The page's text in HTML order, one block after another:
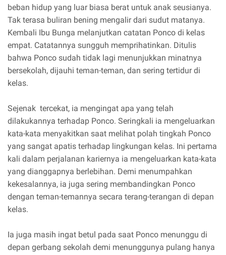
beban hidup yang luar biasa berat untuk anak seusianya.
Tak terasa buliran bening mengalir dari sudut matanya.
Kembali Ibu Bunga melanjutkan catatan Ponco di kelas
empat. Catatannya sungguh memprihatinkan. Ditulis
bahwa Ponco sudah tidak lagi menunjukkan minatnya
bersekolah, dijauhi teman-teman, dan sering tertidur di
kelas.
Sejenak tercekat, ia mengingat apa yang telah
dilakukannya terhadap Ponco. Seringkali ia mengeluarkan
kata-kata menyakitkan saat melihat polah tingkah Ponco
yang sangat apatis terhadap lingkungan kelas. Ini pertama
kali dalam perjalanan kariernya ia mengeluarkan kata-kata
yang dianggapnya berlebihan. Demi menumpahkan
kekesalannya, ia juga sering membandingkan Ponco
dengan teman-temannya secara terang-terangan di depan
kelas.
Ia juga masih ingat betul pada saat Ponco menunggu di
depan gerbang sekolah demi menunggunya pulang hanya